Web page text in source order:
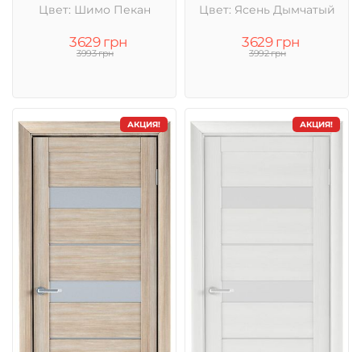
Цвет: Шимо Пекан
3629 грн
3993 грн
Цвет: Ясень Дымчатый
3629 грн
3992 грн
АКЦИЯ! АКЦИЯ!